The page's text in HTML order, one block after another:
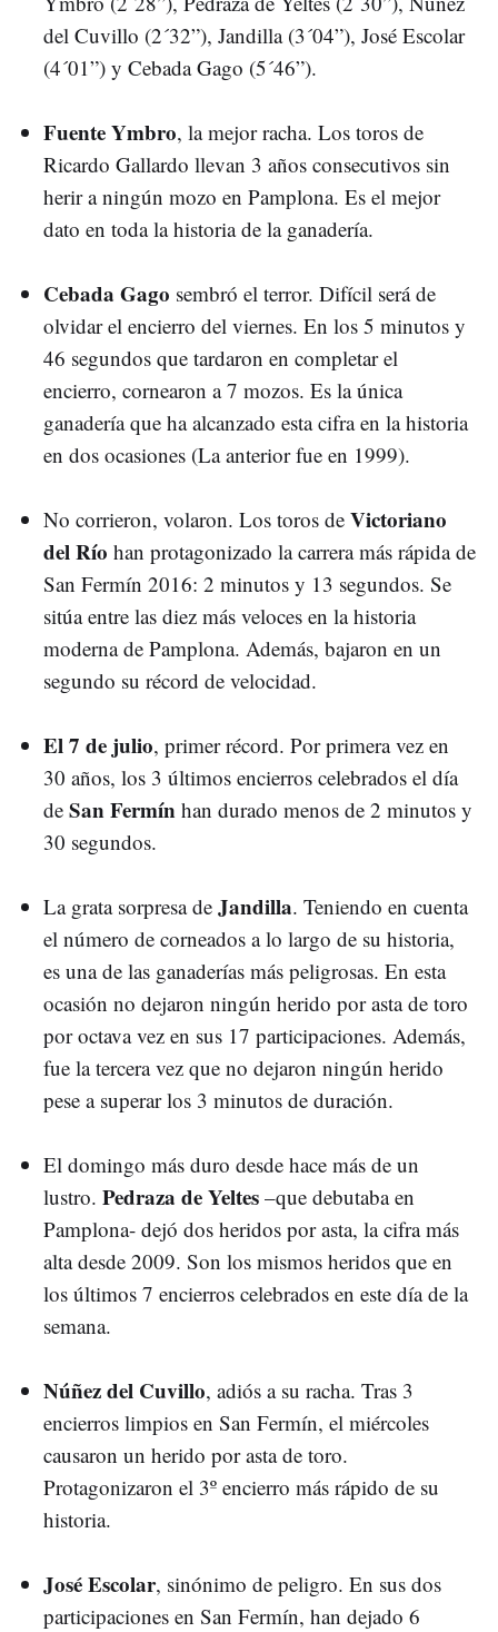
del Cuvillo (2´32”), Jandilla (3´04”), José Escolar
(4´01”) y Cebada Gago (5´46”).
Fuente Ymbro, la mejor racha. Los toros de
Ricardo Gallardo llevan 3 años consecutivos sin
herir a ningún mozo en Pamplona. Es el mejor
dato en toda la historia de la ganadería.
Cebada Gago sembró el terror. Difícil será de
olvidar el encierro del viernes. En los 5 minutos y
46 segundos que tardaron en completar el
encierro, cornearon a 7 mozos. Es la única
ganadería que ha alcanzado esta cifra en la historia
en dos ocasiones (La anterior fue en 1999).
No corrieron, volaron. Los toros de Victoriano
del Río han protagonizado la carrera más rápida de
San Fermín 2016: 2 minutos y 13 segundos. Se
sitúa entre las diez más veloces en la historia
moderna de Pamplona. Además, bajaron en un
segundo su récord de velocidad.
El 7 de julio, primer récord. Por primera vez en
30 años, los 3 últimos encierros celebrados el día
de San Fermín han durado menos de 2 minutos y
30 segundos.
La grata sorpresa de Jandilla. Teniendo en cuenta
el número de corneados a lo largo de su historia,
es una de las ganaderías más peligrosas. En esta
ocasión no dejaron ningún herido por asta de toro
por octava vez en sus 17 participaciones. Además,
fue la tercera vez que no dejaron ningún herido
pese a superar los 3 minutos de duración.
El domingo más duro desde hace más de un
lustro. Pedraza de Yeltes –que debutaba en
Pamplona- dejó dos heridos por asta, la cifra más
alta desde 2009. Son los mismos heridos que en
los últimos 7 encierros celebrados en este día de la
semana.
Núñez del Cuvillo, adiós a su racha. Tras 3
encierros limpios en San Fermín, el miércoles
causaron un herido por asta de toro.
Protagonizaron el 3º encierro más rápido de su
historia.
José Escolar, sinónimo de peligro. En sus dos
participaciones en San Fermín, han dejado 6